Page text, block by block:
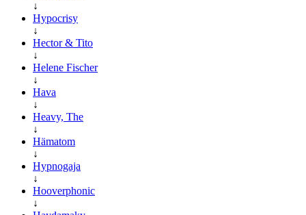
↓
Hypocrisy
↓
Hector & Tito
↓
Helene Fischer
↓
Hava
↓
Heavy, The
↓
Hämatom
↓
Hypnogaja
↓
Hooverphonic
↓